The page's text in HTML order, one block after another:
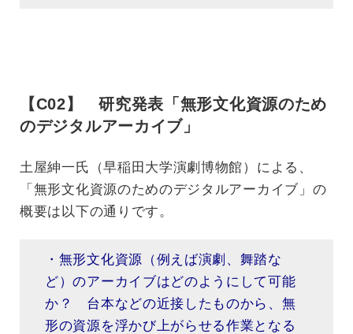
【C02】 研究発表「無形文化資源のため
のデジタルアーカイブ」
土屋紳一氏（早稲田大学演劇博物館）による、
「無形文化資源のためのデジタルアーカイブ」の
概要は以下の通りです。
・無形文化資源（例えば演劇、舞踏な
ど）のアーカイブはどのようにして可能
か？ 台本などの近接したものから、無
形の資源を浮かび上がらせる作業となる